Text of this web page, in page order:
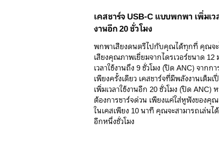
เคสชาร์จ USB-C แบบพกพา เพิ่มเว
งานอีก 20 ชั่วโมง
พกพาเสียงดนตรีไปกับคุณได้ทุกที่ คุณจ
เสียงคุณภาพเยี่ยมจากไดรเวอร์ขนาด 12
เวลาใช้งานถึง 9 ชั่วโมง (ปิด ANC) จากก
เพียงครั้งเดียว เคสชาร์จที่มีพลังงานเต็มเ
เพิ่มเวลาใช้งานอีก 20 ชั่วโมง (ปิด ANC)
ต้องการชาร์จด่วน เพียงแค่ใส่หูฟังของคุณ
ในเคสเพียง 10 นาที คุณจะสามารถเล่นไ
อีกหนึ่งชั่วโมง